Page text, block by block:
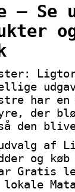
– Se
har en
der
den
af
og
Gratis